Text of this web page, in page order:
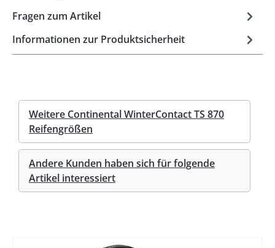
Fragen zum Artikel
Informationen zur Produktsicherheit
Weitere Continental WinterContact TS 870
Reifengrößen
Andere Kunden haben sich für folgende
Artikel interessiert